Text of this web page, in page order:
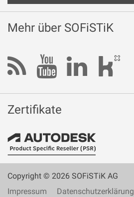
Mehr über SOFiSTiK
Zertifikate
Copyright © 2026 SOFiSTiK AG
Impressum
Datenschutzerklärung